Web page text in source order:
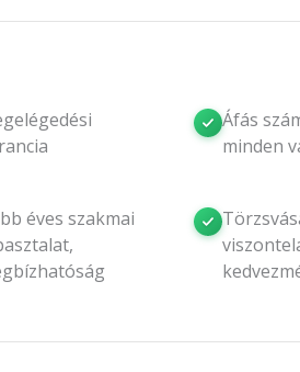
Áfás
minden
éves szakmai